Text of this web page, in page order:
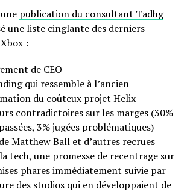
publication du consultant Tadhg
une liste cinglante des derniers
:
de CEO
qui ressemble à l’ancien
du coûteux projet Helix
contradictoires sur les marges (30%
3% jugées problématiques)
Matthew Ball et d’autres recrues
tech, une promesse de recentrage sur
phares immédiatement suivie par
des studios qui en développaient de